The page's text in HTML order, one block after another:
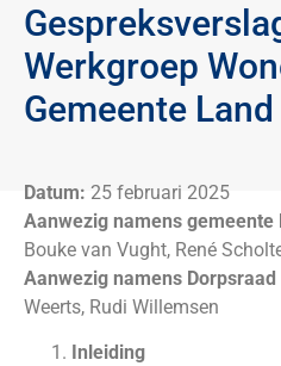
Werkgroep
Gemeente
Datum: 25 februari 2025
Aanwezig namens gemeente
Bouke van Vught, René
Aanwezig namens Dorpsraad
Weerts, Rudi Willemsen
Inleiding